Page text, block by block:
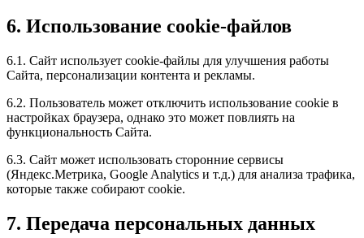
6. Использование cookie-файлов
6.1. Сайт использует cookie-файлы для улучшения работы
Сайта, персонализации контента и рекламы.
6.2. Пользователь может отключить использование cookie в
настройках браузера, однако это может повлиять на
функциональность Сайта.
6.3. Сайт может использовать сторонние сервисы
(Яндекс.Метрика, Google Analytics и т.д.) для анализа трафика,
которые также собирают cookie.
7. Передача персональных данных